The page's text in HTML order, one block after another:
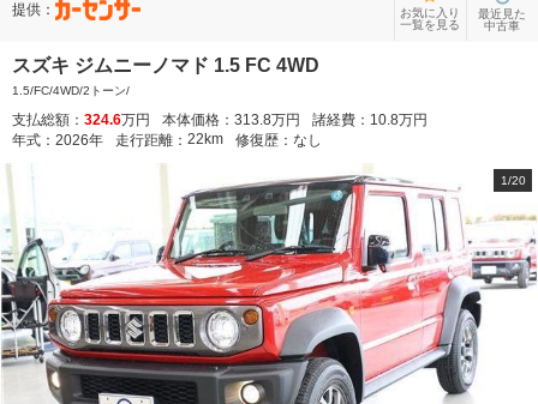
提供：
お気に入り
一覧を見る
最近見た
中古車
スズキ ジムニーノマド 1.5 FC 4WD
1.5/FC/4WD/2トーン/
支払総額： 324.6万円 本体価格： 313.8万円 諸経費： 10.8万円
年式： 2026年 走行距離： 22 km 修復歴： なし
1/20